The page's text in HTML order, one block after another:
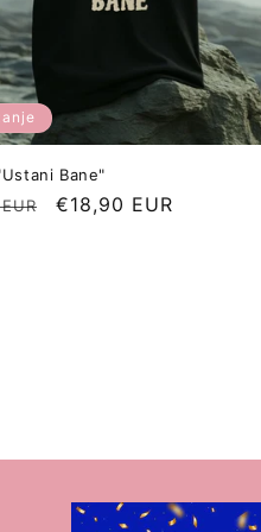
Bane"
Znižana
€18,90 EUR